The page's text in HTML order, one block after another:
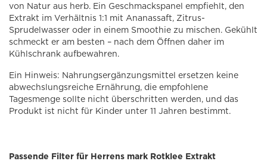
von Natur aus herb. Ein Geschmackspanel empfiehlt, den
Extrakt im Verhältnis 1:1 mit Ananassaft, Zitrus-
Sprudelwasser oder in einem Smoothie zu mischen. Gekühlt
schmeckt er am besten – nach dem Öffnen daher im
Kühlschrank aufbewahren.
Ein Hinweis: Nahrungsergänzungsmittel ersetzen keine
abwechslungsreiche Ernährung, die empfohlene
Tagesmenge sollte nicht überschritten werden, und das
Produkt ist nicht für Kinder unter 11 Jahren bestimmt.
Passende Filter für Herrens mark Rotklee Extrakt